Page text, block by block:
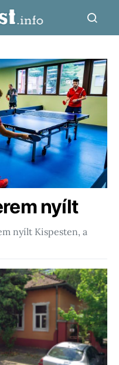
nyílt
nyílt Kispesten, a